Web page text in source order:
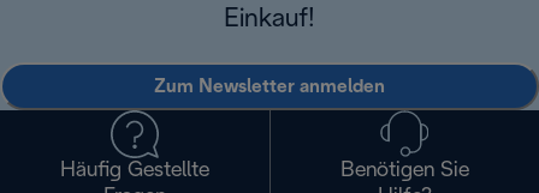
Einkauf!
Zum Newsletter anmelden
Häufig Gestellte
Benötigen Sie